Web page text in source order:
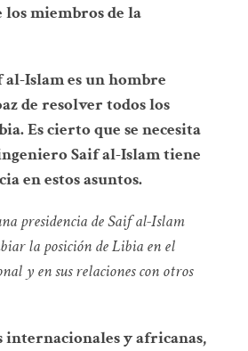
miembros de la
Islam es un hombre
de resolver todos los
Es cierto que se necesita
Saif al-Islam tiene
en estos asuntos.
presidencia de Saif al-Islam
la posición de Libia en el
y en sus relaciones con otros
internacionales y africanas,